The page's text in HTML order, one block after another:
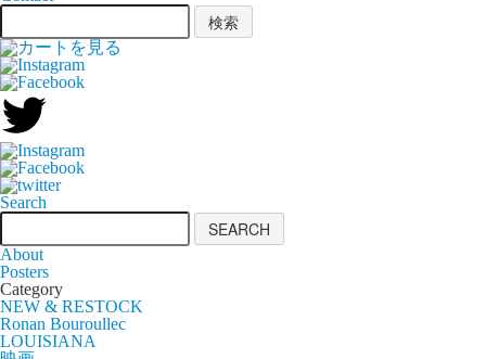
Search
About
Posters
Category
NEW & RESTOCK
Ronan Bouroullec
LOUISIANA